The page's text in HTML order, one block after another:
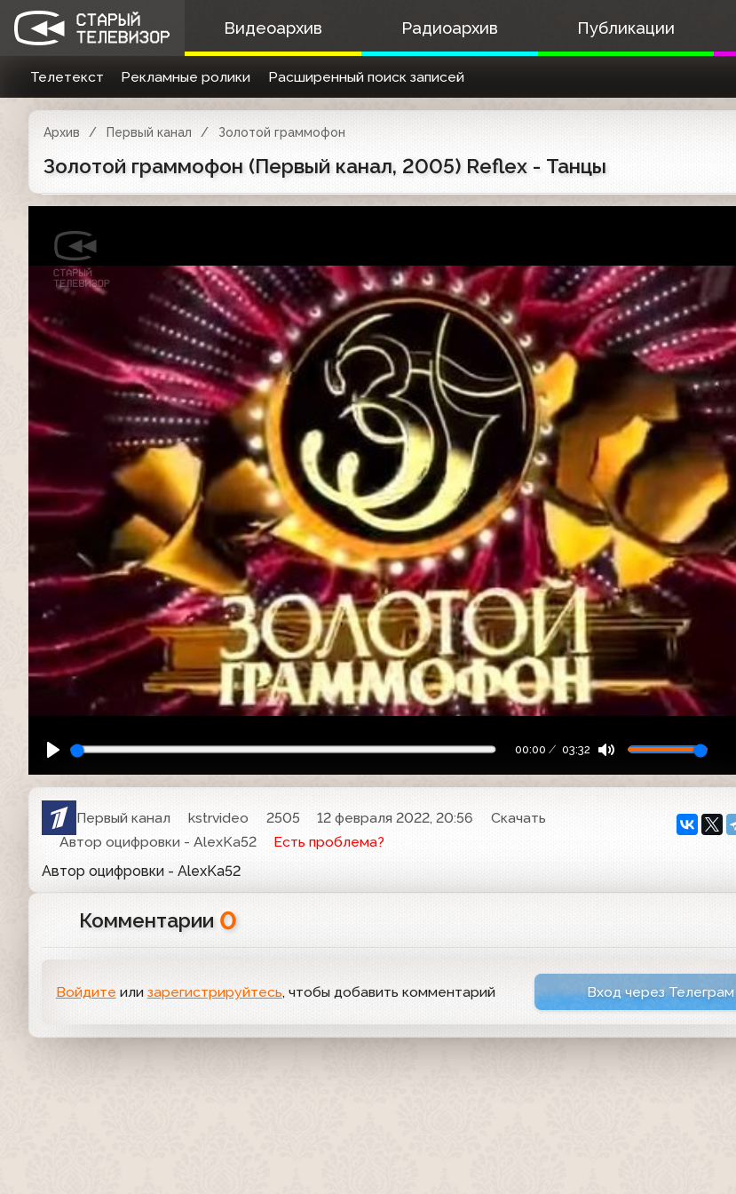
Видеоархив Радиоархив Публикации
Телетекст Рекламные ролики Расширенный поиск записей
Архив Первый канал Золотой граммофон
Золотой граммофон (Первый канал, 2005) Reflex - Танцы
00:00 03:32
Первый канал kstrvideo 2505 12 февраля 2022, 20:56
Скачать
Автор оцифровки - AlexKa52
Есть проблема?
Автор оцифровки - AlexKa52
Комментарии 0
Войдите или зарегистрируйтесь, чтобы добавить комментарий Вход через Телеграм